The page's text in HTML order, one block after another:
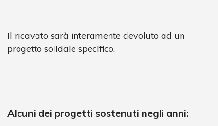
Il ricavato sarà interamente devoluto ad un
progetto solidale specifico.
Alcuni dei progetti sostenuti negli anni: